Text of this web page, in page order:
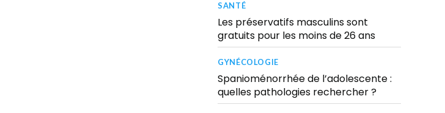
SANTÉ
Les préservatifs masculins sont
gratuits pour les moins de 26 ans
GYNÉCOLOGIE
Spanioménorrhée de l’adolescente :
quelles pathologies rechercher ?